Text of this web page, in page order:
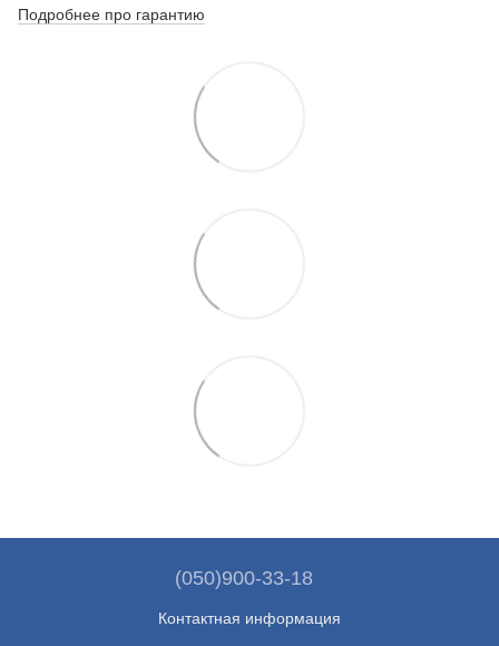
Подробнее про гарантию
(050)900-33-18
Контактная информация